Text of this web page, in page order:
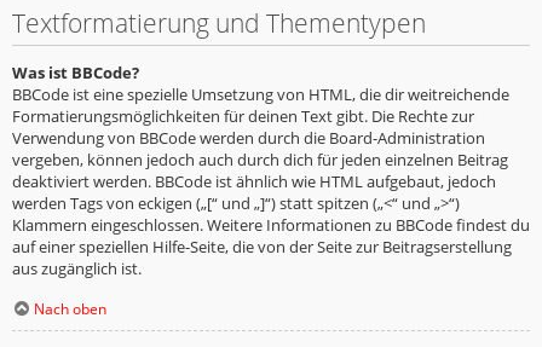
Textformatierung und Thementypen
Was ist BBCode?
BBCode ist eine spezielle Umsetzung von HTML, die dir weitreichende
Formatierungsmöglichkeiten für deinen Text gibt. Die Rechte zur
Verwendung von BBCode werden durch die Board-Administration
vergeben, können jedoch auch durch dich für jeden einzelnen Beitrag
deaktiviert werden. BBCode ist ähnlich wie HTML aufgebaut, jedoch
werden Tags von eckigen („[“ und „]“) statt spitzen („<“ und „>“)
Klammern eingeschlossen. Weitere Informationen zu BBCode findest du
auf einer speziellen Hilfe-Seite, die von der Seite zur Beitragserstellung
aus zugänglich ist.
Nach oben